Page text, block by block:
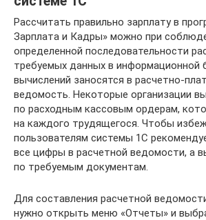
Рассчитать правильно зарплату в
Зарплата и Кадры» можно при
определенной последовательности
требуемых данных в информационной
вычислений заносятся в расчетно-
ведомость. Некоторые организации
по расходным кассовым ордерам,
на каждого трудящегося. Чтобы
пользователям системы 1С
все цифры в расчетной ведомости, а
по требуемым документам.
Для составления расчетной
нужно открыть меню «Отчеты» и